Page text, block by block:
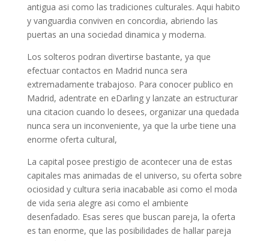
antigua asi­ como las tradiciones culturales. Aqui habito
y vanguardia conviven en concordia, abriendo las
puertas an una sociedad dinamica y moderna.
Los solteros podran divertirse bastante, ya que
efectuar contactos en Madrid nunca sera
extremadamente trabajoso. Para conocer publico en
Madrid, adentrate en eDarling y lanzate an estructurar
una citacion cuando lo desees, organizar una quedada
nunca sera un inconveniente, ya que la urbe tiene una
enorme oferta cultural,
La capital posee prestigio de acontecer una de estas
capitales mas animadas de el universo, su oferta sobre
ociosidad y cultura seri­a inacabable asi­ como el moda
de vida seri­a alegre asi­ como el ambiente
desenfadado. Esas seres que buscan pareja, la oferta
es tan enorme, que las posibilidades de hallar pareja